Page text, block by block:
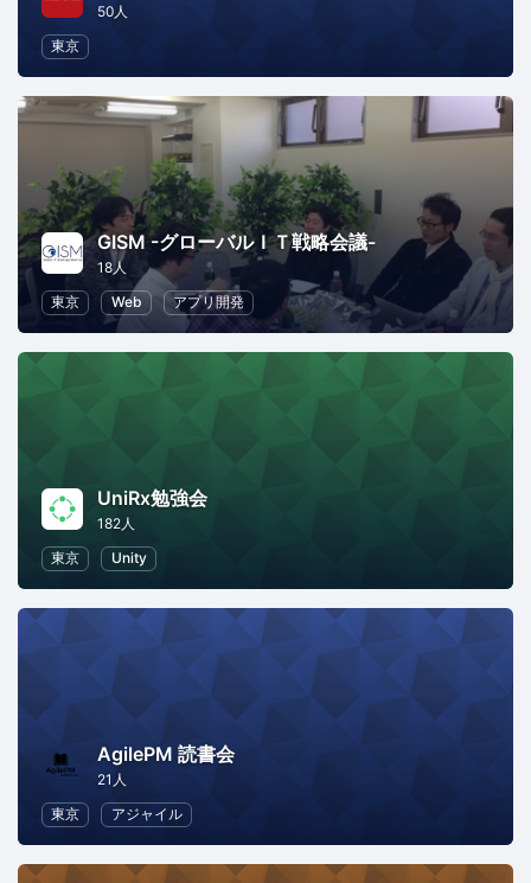
50人
東京
GISM -グローバルＩＴ戦略会議-
18人
東京
Web アプリ開発
UniRx勉強会
182人
東京
Unity
AgilePM 読書会
21人
東京
アジャイル